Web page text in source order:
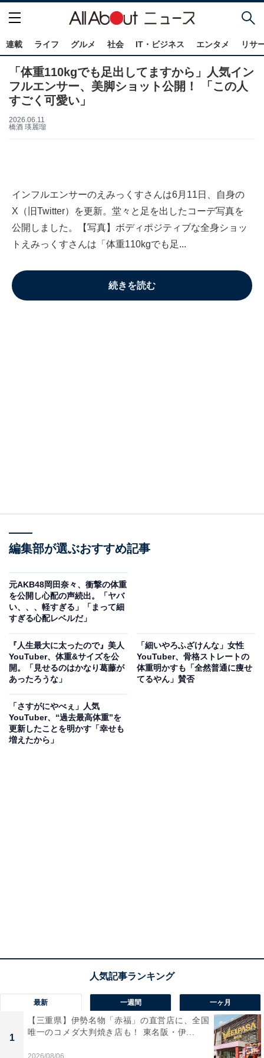
連載 ライフ グルメ 社会 IT・ビジネス エンタメ リサ
「体重110kgでも足出してますから」人気イン
フルエンサー、美脚ショット公開！ 「この人
すごく可愛い」
2026.06.11
橋酒 瑛麗瑠
インフルエンサーのえみっくすさんは6月11日、自身の
X（旧Twitter）を更新。堂々と足を出したコーデ写真を
公開しました。【写真】ボディポジティブな全身ショッ
トえみっくすさんは「体重110kgでも足...
続きを読む
編集部が選ぶおすすめ記事
元AKB48岡田奈々、衝撃の体重
を公開し心配の声続出。「ヤバ
い、、、軽すぎる」「まって細
すぎる心配レベルだ」
『人生最大に太ったので』美人
YouTuber、体重&サイズを公
開。「見せるのはかなり葛藤が
あったろうな」
「細いやろふざけんな」女性
YouTuber、骨格ストレートの
体重明かすも「全然普通に痩せ
てるやん」賛否
「さすがにやべぇ」人気
YouTuber、“過去最高体重”を
更新したことを明かす「幸せも
増えたから」
最新 一週間 一ヶ月
1
【三重県】伊勢名物「赤福」の直営店に、全国
唯一のコメダ大判焼き店も！ 東名阪・伊...